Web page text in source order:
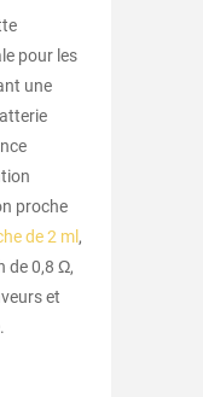
pour les
une
proche
de 2 ml ,
de 0,8 Ω,
et